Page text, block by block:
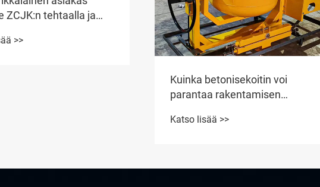
ZCJK:n tehtaalla ja
>>
Kuinka betonisekoitin voi
parantaa rakentamisen
Katso lisää >>